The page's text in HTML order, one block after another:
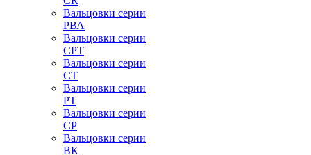
Вальцовки серии
РВА
Вальцовки серии
СРТ
Вальцовки серии
СТ
Вальцовки серии
РТ
Вальцовки серии
СР
Вальцовки серии
ВК